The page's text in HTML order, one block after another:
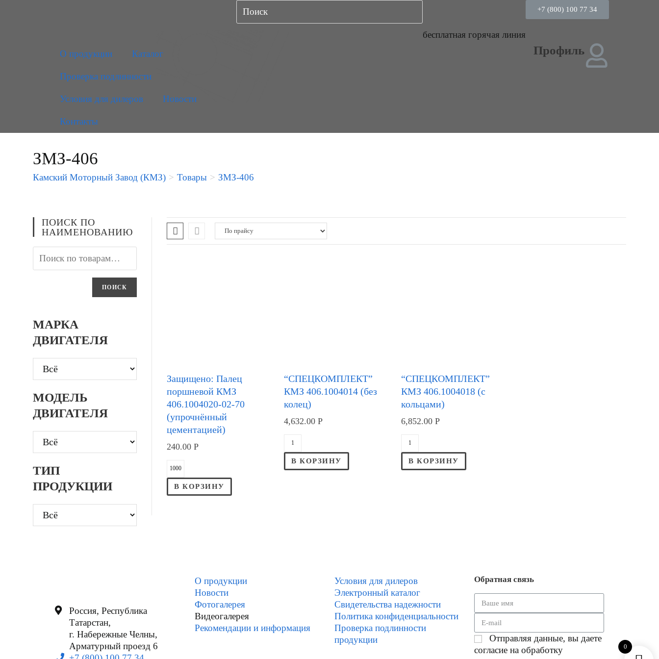
+7 (800) 100 77 34
бесплатная горячая линия
О продукции
Каталог
Проверка подлинности
Условия для дилеров Новости
Контакты
Профиль
ЗМЗ-406
Камский Моторный Завод (КМЗ) > Товары > ЗМЗ-406
ПОИСК ПО
НАИМЕНОВАНИЮ
ПОИСК
МАРКА
ДВИГАТЕЛЯ
МОДЕЛЬ
ДВИГАТЕЛЯ
ТИП
ПРОДУКЦИИ
Защищено: Палец
поршневой КМЗ
406.1004020-02-70
(упрочнённый
цементацией)
240.00Р
В КОРЗИНУ
“СПЕЦКОМПЛЕКТ”
КМЗ 406.1004014 (без
колец)
4,632.00Р
В КОРЗИНУ
“СПЕЦКОМПЛЕКТ”
КМЗ 406.1004018 (с
кольцами)
6,852.00Р
В КОРЗИНУ
Россия, Республика
Татарстан,
г. Набережные Челны,
Арматурный проезд 6
О продукции
Новости
Фотогалерея
Видеогалерея
Рекомендации и информация
Условия для дилеров
Электронный каталог
Свидетельства надежности
Политика конфиденциальности
Проверка подлинности
продукции
Обратная связь
Отправляя данные, вы даете
согласие на обработку
0